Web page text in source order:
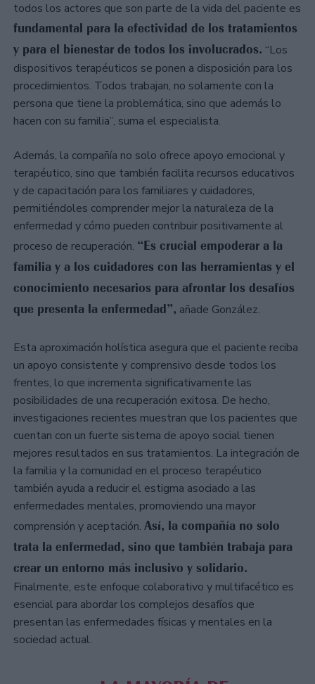
todos los actores que son parte de la vida del paciente es
fundamental para la efectividad de los tratamientos
y para el bienestar de todos los involucrados. “Los
dispositivos terapéuticos se ponen a disposición para los
procedimientos. Todos trabajan, no solamente con la
persona que tiene la problemática, sino que además lo
hacen con su familia”, suma el especialista.
Además, la compañía no solo ofrece apoyo emocional y
terapéutico, sino que también facilita recursos educativos
y de capacitación para los familiares y cuidadores,
permitiéndoles comprender mejor la naturaleza de la
enfermedad y cómo pueden contribuir positivamente al
proceso de recuperación. “Es crucial empoderar a la
familia y a los cuidadores con las herramientas y el
conocimiento necesarios para afrontar los desafíos
que presenta la enfermedad”, añade González.
Esta aproximación holística asegura que el paciente reciba
un apoyo consistente y comprensivo desde todos los
frentes, lo que incrementa significativamente las
posibilidades de una recuperación exitosa. De hecho,
investigaciones recientes muestran que los pacientes que
cuentan con un fuerte sistema de apoyo social tienen
mejores resultados en sus tratamientos. La integración de
la familia y la comunidad en el proceso terapéutico
también ayuda a reducir el estigma asociado a las
enfermedades mentales, promoviendo una mayor
comprensión y aceptación. Así, la compañía no solo
trata la enfermedad, sino que también trabaja para
crear un entorno más inclusivo y solidario.
Finalmente, este enfoque colaborativo y multifacético es
esencial para abordar los complejos desafíos que
presentan las enfermedades físicas y mentales en la
sociedad actual.